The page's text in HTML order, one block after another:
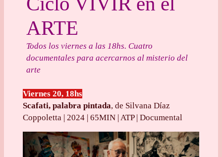
ARTE
Todos los viernes a las 18hs. Cuatro
documentales para acercarnos al misterio del
arte
Viernes 20, 18hs
Scafati, palabra pintada, de Silvana Díaz
Coppoletta | 2024 | 65MIN | ATP | Documental